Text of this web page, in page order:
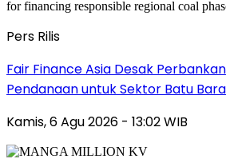
Pers Rilis
Fair Finance Asia Desak
Pendanaan untuk Sektor Batu Bara
Kamis, 6 Agu 2026 - 13:02 WIB